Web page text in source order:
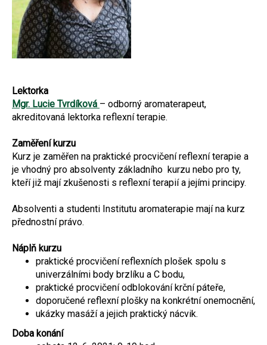
Lektorka
Mgr. Lucie Tvrdíková – odborný aromaterapeut,
akreditovaná lektorka reflexní terapie.
Zaměření kurzu
Kurz je zaměřen na praktické procvičení reflexní terapie a
je vhodný pro absolventy základního kurzu nebo pro ty,
kteří již mají zkušenosti s reflexní terapií a jejími principy.
Absolventi a studenti Institutu aromaterapie mají na kurz
přednostní právo.
Náplň kurzu
praktické procvičení reflexních plošek spolu s
univerzálními body brzlíku a C bodu,
praktické procvičení odblokování krční páteře,
doporučené reflexní plošky na konkrétní onemocnění,
ukázky masáží a jejich praktický nácvik.
Doba konání